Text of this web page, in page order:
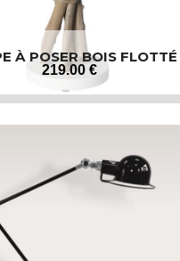
À POSER BOIS FLOTTÉ
219.00 €